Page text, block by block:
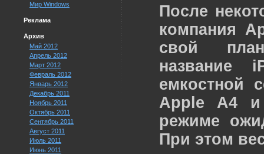
Мир Windows
Реклама
Архив
Май 2012
Апрель 2012
Март 2012
Февраль 2012
Январь 2012
Декабрь 2011
Ноябрь 2011
Октябрь 2011
Сентябрь 2011
Август 2011
Июль 2011
Июнь 2011
После
компания
свой
название
емкостной
Apple A4 и
режиме
При этом